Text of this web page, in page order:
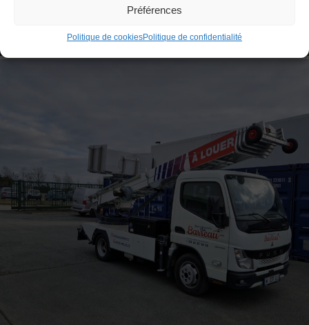
Préférences
Politique de cookiesPolitique de confidentialité